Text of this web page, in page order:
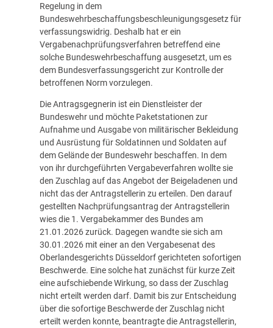
Regelung in dem
Bundeswehrbeschaffungsbeschleunigungsgesetz für
verfassungswidrig. Deshalb hat er ein
Vergabenachprüfungsverfahren betreffend eine
solche Bundeswehrbeschaffung ausgesetzt, um es
dem Bundesverfassungsgericht zur Kontrolle der
betroffenen Norm vorzulegen.
Die Antragsgegnerin ist ein Dienstleister der
Bundeswehr und möchte Paketstationen zur
Aufnahme und Ausgabe von militärischer Bekleidung
und Ausrüstung für Soldatinnen und Soldaten auf
dem Gelände der Bundeswehr beschaffen. In dem
von ihr durchgeführten Vergabeverfahren wollte sie
den Zuschlag auf das Angebot der Beigeladenen und
nicht das der Antragstellerin zu erteilen. Den darauf
gestellten Nachprüfungsantrag der Antragstellerin
wies die 1. Vergabekammer des Bundes am
21.01.2026 zurück. Dagegen wandte sie sich am
30.01.2026 mit einer an den Vergabesenat des
Oberlandesgerichts Düsseldorf gerichteten sofortigen
Beschwerde. Eine solche hat zunächst für kurze Zeit
eine aufschiebende Wirkung, so dass der Zuschlag
nicht erteilt werden darf. Damit bis zur Entscheidung
über die sofortige Beschwerde der Zuschlag nicht
erteilt werden konnte, beantragte die Antragstellerin,